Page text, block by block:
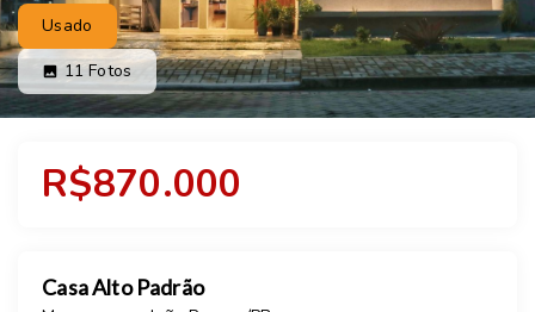
Usado
11Fotos
R$870.000
Casa Alto Padrão